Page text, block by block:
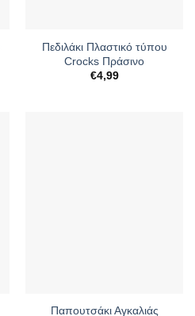
Πεδιλάκι Πλαστικό τύπου
Crocks Πράσινο
€4,99
Παπουτσάκι Αγκαλιάς